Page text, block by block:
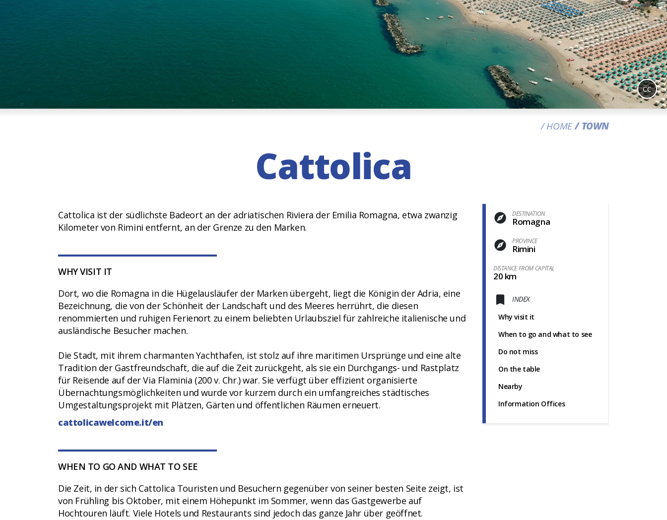
CC
HOME TOWN
Cattolica
DESTINATION
Romagna
PROVINCE
Rimini
DISTANCE FROM CAPITAL
20 km
INDEX
Why visit it
When to go and what to see
Do not miss
On the table
Nearby
Information Offices
Cattolica ist der südlichste Badeort an der adriatischen Riviera der Emilia Romagna, etwa zwanzig
Kilometer von Rimini entfernt, an der Grenze zu den Marken.
WHY VISIT IT
Dort, wo die Romagna in die Hügelausläufer der Marken übergeht, liegt die Königin der Adria, eine
Bezeichnung, die von der Schönheit der Landschaft und des Meeres herrührt, die diesen
renommierten und ruhigen Ferienort zu einem beliebten Urlaubsziel für zahlreiche italienische und
ausländische Besucher machen.
Die Stadt, mit ihrem charmanten Yachthafen, ist stolz auf ihre maritimen Ursprünge und eine alte
Tradition der Gastfreundschaft, die auf die Zeit zurückgeht, als sie ein Durchgangs- und Rastplatz
für Reisende auf der Via Flaminia (200 v. Chr.) war. Sie verfügt über effizient organisierte
Übernachtungsmöglichkeiten und wurde vor kurzem durch ein umfangreiches städtisches
Umgestaltungsprojekt mit Plätzen, Gärten und öffentlichen Räumen erneuert.
cattolicawelcome.it/en
WHEN TO GO AND WHAT TO SEE
Die Zeit, in der sich Cattolica Touristen und Besuchern gegenüber von seiner besten Seite zeigt, ist
von Frühling bis Oktober, mit einem Höhepunkt im Sommer, wenn das Gastgewerbe auf
Hochtouren läuft. Viele Hotels und Restaurants sind jedoch das ganze Jahr über geöffnet.